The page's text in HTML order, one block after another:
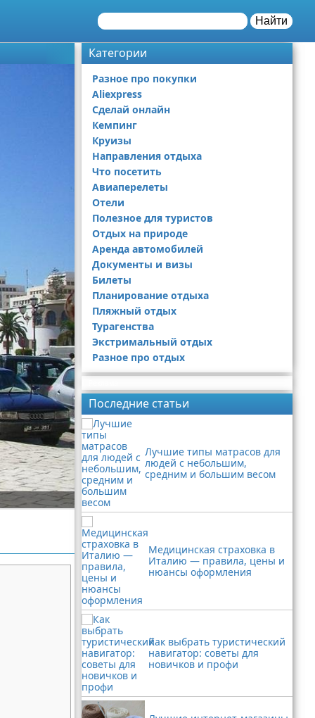
Найти
Категории
Разное про покупки
Aliexpress
Сделай онлайн
Кемпинг
Круизы
Направления отдыха
Что посетить
Авиаперелеты
Отели
Полезное для туристов
Отдых на природе
Аренда автомобилей
Документы и визы
Билеты
Планирование отдыха
Пляжный отдых
Турагенства
Экстримальный отдых
Разное про отдых
Последние статьи
Лучшие типы матрасов для
людей с небольшим,
средним и большим весом
Медицинская страховка в
Италию — правила, цены и
нюансы оформления
Как выбрать туристический
навигатор: советы для
новичков и профи